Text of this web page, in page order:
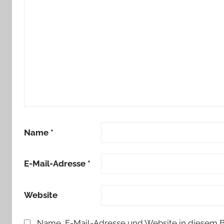
Name *
E-Mail-Adresse *
Website